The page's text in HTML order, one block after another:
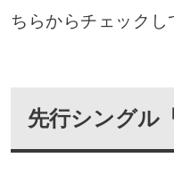
ちらからチェックし
先行シングル